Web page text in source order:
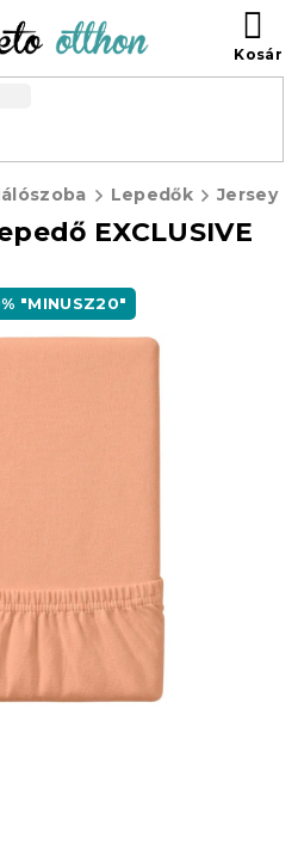
Lepedők Jersey
EXCLUSIVE
"MINUSZ20"